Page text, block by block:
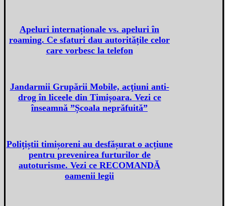
Apeluri internaționale vs. apeluri în
roaming. Ce sfaturi dau autoritățile celor
care vorbesc la telefon
Jandarmii Grupării Mobile, acţiuni anti-
drog în liceele din Timişoara. Vezi ce
înseamnă ”Școala neprăfuită”
Polițiștii timișoreni au desfășurat o acțiune
pentru prevenirea furturilor de
autoturisme. Vezi ce RECOMANDĂ
oamenii legii